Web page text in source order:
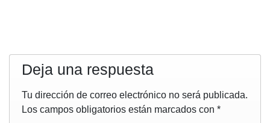
Deja una respuesta
Tu dirección de correo electrónico no será publicada.
Los campos obligatorios están marcados con *